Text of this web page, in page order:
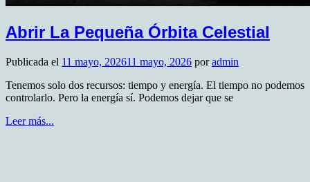
Abrir La Pequeña Órbita Celestial
Publicada el 11 mayo, 202611 mayo, 2026 poradmin
Tenemos solo dos recursos: tiempo y energía. El tiempo no podemos
controlarlo. Pero la energía sí. Podemos dejar que se
Leer más...